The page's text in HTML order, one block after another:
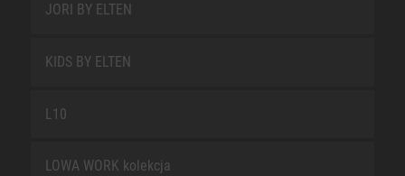
JORI BY ELTEN
KIDS BY ELTEN
L10
LOWA WORK kolekcja